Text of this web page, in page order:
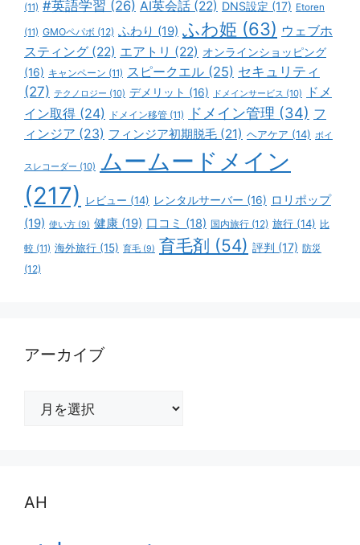
(11) #英語学習 (26) AI英会話 (22) DNS設定 (17) Etoren
(11) GMOペパボ (12) ふわり (19) ふわ姫 (63) ウェブホ
スティング (22) エアトリ (22) オンラインショッピング
(16) キャンペーン (11) スピークエル (25) セキュリティ
(27) テクノロジー (10) デメリット (16) ドメインサービス (10)
ドメ
イン取得 (24) ドメイン移管 (11) ドメイン管理 (34) フ
ィンジア (23) フィンジア初期脱毛 (21) ヘアケア (14) ボイ
スレコーダー (10) ムームードメイン
(217)
レビュー (14) レンタルサーバー (16) ロリポップ
(19) 使い方 (9) 健康 (19) 口コミ (18) 国内旅行 (12) 旅行 (14) 比
較 (11) 海外旅行 (15) 育毛 (9) 育毛剤 (54) 評判 (17) 防災
(12)
アーカイブ
AH